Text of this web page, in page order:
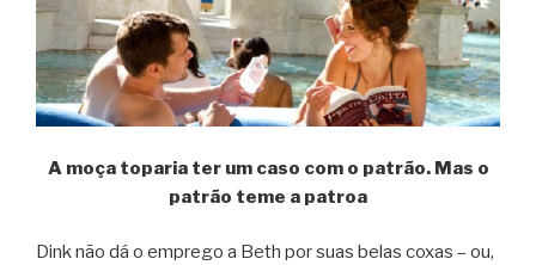
A moça toparia ter um caso com o patrão. Mas o
patrão teme a patroa
Dink não dá o emprego a Beth por suas belas coxas – ou,